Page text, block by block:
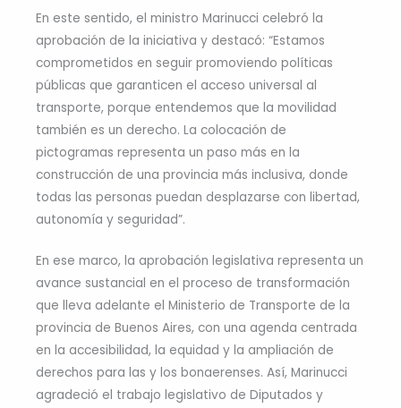
En este sentido, el ministro Marinucci celebró la
aprobación de la iniciativa y destacó: “Estamos
comprometidos en seguir promoviendo políticas
públicas que garanticen el acceso universal al
transporte, porque entendemos que la movilidad
también es un derecho. La colocación de
pictogramas representa un paso más en la
construcción de una provincia más inclusiva, donde
todas las personas puedan desplazarse con libertad,
autonomía y seguridad”.
En ese marco, la aprobación legislativa representa un
avance sustancial en el proceso de transformación
que lleva adelante el Ministerio de Transporte de la
provincia de Buenos Aires, con una agenda centrada
en la accesibilidad, la equidad y la ampliación de
derechos para las y los bonaerenses. Así, Marinucci
agradeció el trabajo legislativo de Diputados y